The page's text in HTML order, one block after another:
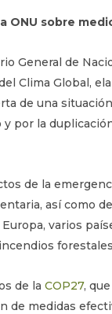
ONU sobre
General de
Clima Global,
de una
por la
de la
así como
varios
de la COP27,
de medidas